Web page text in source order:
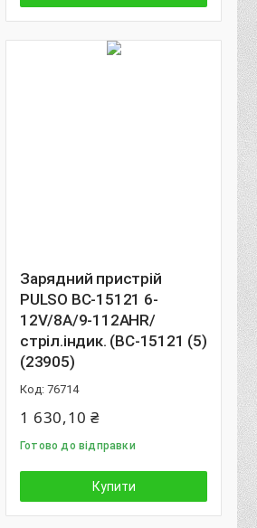
Зарядний пристрій
PULSO BC-15121 6-
12V/8A/9-112AHR/
стріл.індик. (BC-15121 (5)
(23905)
76714
1 630,10 ₴
Готово до відправки
Купити